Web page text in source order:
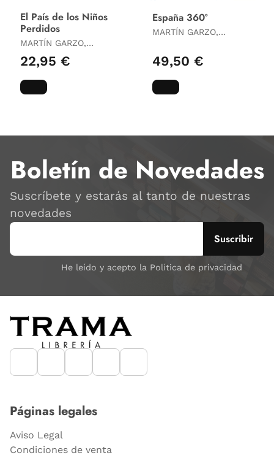
El País de los Niños
Perdidos
MARTÍN GARZO,
22,95 €
España 360º
MARTÍN GARZO,
49,50 €
Boletín de Novedades
Suscríbete y estarás al tanto de nuestras
novedades
He leído y acepto la Política de privacidad
Páginas legales
Aviso Legal
Condiciones de venta